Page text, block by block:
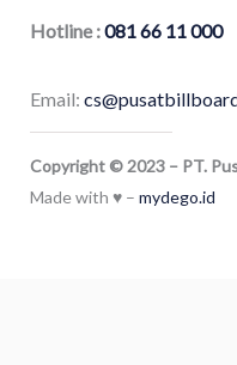
Hotline :081 66 11 000
Email:
Copyright © 2023 – PT.
Made with ♥ – mydego.id